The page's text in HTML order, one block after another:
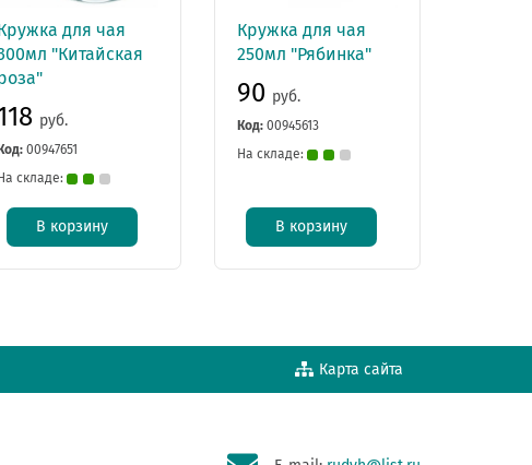
для чая
"Китайская
руб.
Код:00947651
На складе:
В корзину
Кружка для чая
250мл "Рябинка"
90 руб.
Код: 00945613
На складе:
В корзину
Карта сайта